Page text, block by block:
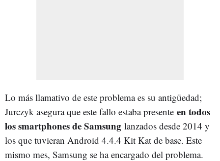
Lo más llamativo de este problema es su antigüedad;
Jurczyk asegura que este fallo estaba presente en todos
los smartphones de Samsung lanzados desde 2014 y
los que tuvieran Android 4.4.4 Kit Kat de base. Este
mismo mes, Samsung se ha encargado del problema.